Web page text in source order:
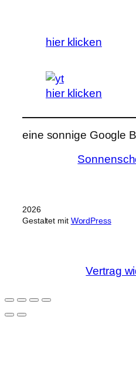
hier klicken
hier klicken
eine sonnige Google
2026
Gestaltet mit WordPress
Vertrag